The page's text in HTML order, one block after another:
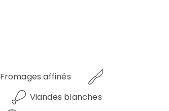
Fromages affinés
Viandes blanches